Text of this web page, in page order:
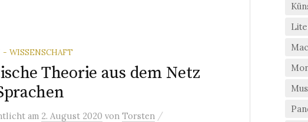
WISSENSCHAFT
Theorie aus dem Netz
am 2. August 2020 von Torsten /